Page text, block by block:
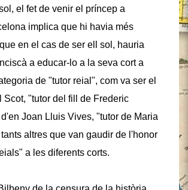
el fet de venir el príncep a
implica que hi havia més
en el cas de ser ell sol, hauria
a educar-lo a la seva cort a
de "tutor reial", com va ser el
Scot, "tutor del fill de Frederic
Joan Lluis Vives, "tutor de Maria
altres que van gaudir de l'honor
a les diferents corts.